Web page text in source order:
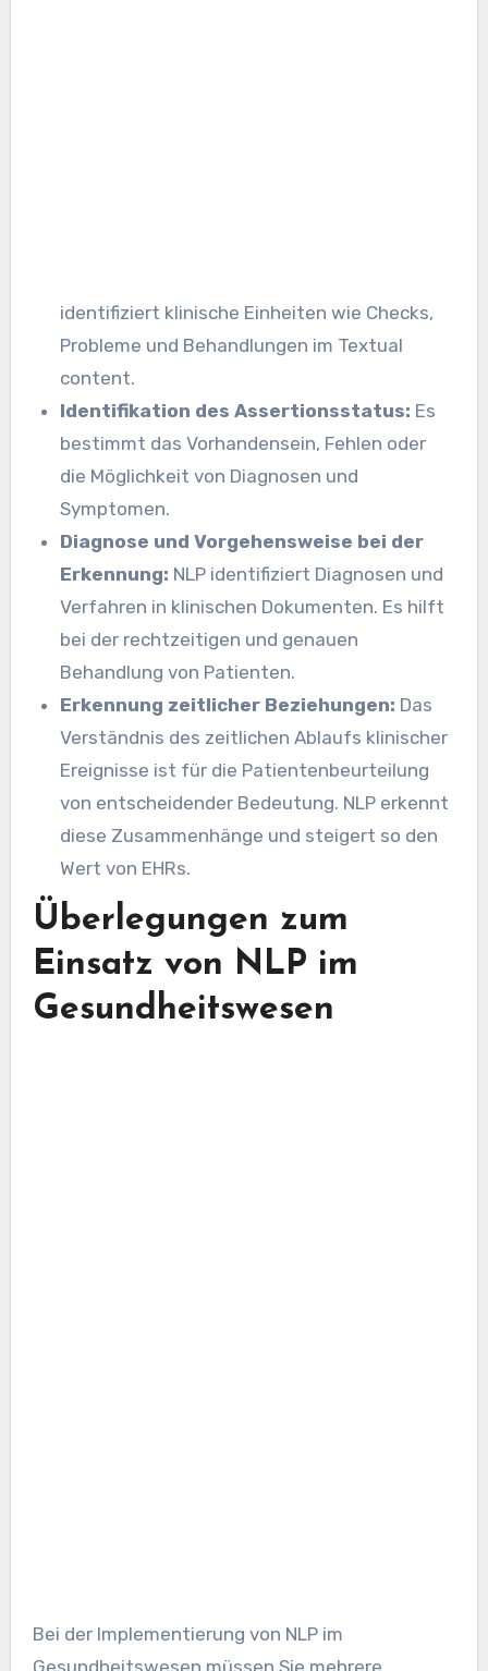
identifiziert klinische Einheiten wie Checks,
Probleme und Behandlungen im Textual
content.
Identifikation des Assertionsstatus: Es
bestimmt das Vorhandensein, Fehlen oder
die Möglichkeit von Diagnosen und
Symptomen.
Diagnose und Vorgehensweise bei der
Erkennung: NLP identifiziert Diagnosen und
Verfahren in klinischen Dokumenten. Es hilft
bei der rechtzeitigen und genauen
Behandlung von Patienten.
Erkennung zeitlicher Beziehungen: Das
Verständnis des zeitlichen Ablaufs klinischer
Ereignisse ist für die Patientenbeurteilung
von entscheidender Bedeutung. NLP erkennt
diese Zusammenhänge und steigert so den
Wert von EHRs.
Überlegungen zum
Einsatz von NLP im
Gesundheitswesen
Bei der Implementierung von NLP im
Gesundheitswesen müssen Sie mehrere